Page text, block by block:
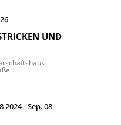
UND
2024- Sep. 08